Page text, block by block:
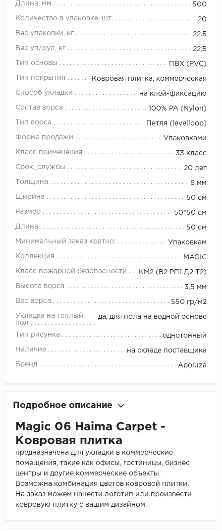
Длина, мм 500
Количество в упаковке, шт. 20
Вес упаковки, кг 22.5
Вес уп/рул, кг 22,5
Тип основы ПВХ (PVC)
Тип покрытия Ковровая плитка, коммерческая
Способ укладки на клей-фиксацию
Состав ворса 100% PA (Nylon)
Тип ворса Петля (levelloop)
Форма продажи Упаковками
Класс применения 33 класс
Срок_службы 20 лет
Толщина 6 мм
Ширина 50 см
Размер 50*50 см
Длина 50 см
Минимальный заказ кратно: Упаковкам
Коллекция MAGIC
Класс пожарной безопасности КМ2 (В2 РП1 Д2 Т2)
Высота ворса 3,5 мм
Вес ворса 550 гр/м2
Укладка на теплый
пол
да, для пола на водной основе
Тип рисунка однотонный
Наличие на складе поставщика
Бренд Apoluza
Подробное описание
Magic 06 Haima Carpet -
Ковровая плитка
предназначена для укладки в коммерческие
помещения, такие как офисы, гостиницы, бизнес
центры и другие коммерческие объекты.
Возможна комбинация цветов ковровой плитки.
На заказ можем нанести логотип или произвести
ковровую плитку с вашим дизайном.